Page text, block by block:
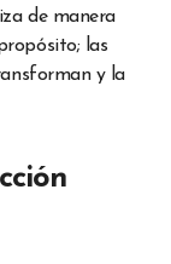
de manera
las
y la